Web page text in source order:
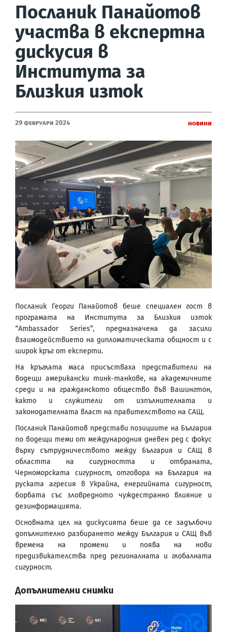
Посланик Панайотов
участва в експертна
дискусия в
Института за
Близкия изток
29 Февруари 2024 Новини
Посланик Георги Панайотов беше специален гост в
програмата на Института за Близкия изток
“Ambassador Series”, предназначена да засили
взаимодействието на дипломатическата общност и с
широк кръг от експерти.
На кръглата маса присъстваха представители на
водещи американски тинк-танкове, на академичните
среди и на гражданското общество във Вашингтон,
както и служители от изпълнителната и
законодателната власт на правителството на САЩ.
Посланик Панайотов представи позициите на България
по водещи теми от международния дневен ред с фокус
върху сътрудничеството между България и САЩ в
областта на сигурността и отбраната,
Черноморската сигурност, отговора на България на
руската агресия в Украйна, енергийната сигурност,
борбата със зловредното чуждестранно влияние и
дезинформацията.
Основната цел на дискусията беше да се задълбочи
допълнително разбирането между България и САЩ във
времена на промени и поява на нови
предизвикателства пред регионалната и глобалната
сигурност.
Допълнителни снимки